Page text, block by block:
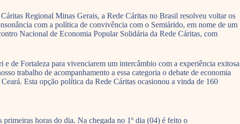
Regional Minas Gerais, a Rede Cáritas no Brasil resolveu voltar os
com a política de convivência com o Semiárido, em nome de um
Nacional de Economia Popular Solidária da Rede Cáritas, com
de Fortaleza para vivenciarem um intercâmbio com a experiência exitosa
trabalho de acompanhamento a essa categoria o debate de economia
Esta opção política da Rede Cáritas ocasionou a vinda de 160
primeiras horas do dia. Na chegada no 1º dia (04) é feito o